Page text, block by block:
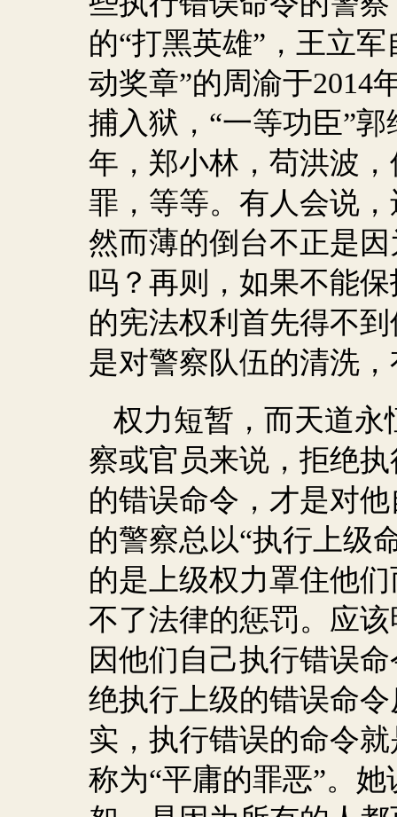
的“打黑英雄”，王立
动奖章”的周渝于2014
捕入狱，“一等功臣”郭
年，郑小林，苟洪波
罪，等等。有人会说
然而薄的倒台不正是
吗？再则，如果不能
的宪法权利首先得不
是对警察队伍的清洗，
权力短暂，而天道
察或官员来说，拒绝
的错误命令，才是对
的警察总以“执行上级
的是上级权力罩住他
不了法律的惩罚。应
因他们自己执行错误
绝执行上级的错误命
实，执行错误的命令
称为“平庸的罪恶”。